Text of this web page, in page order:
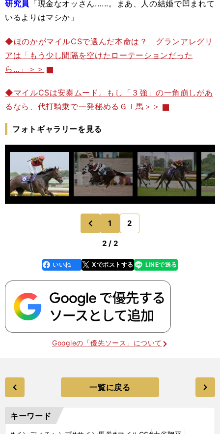
研究員 「現金なオッさん......。まあ、人の結婚で凹まれて
いるよりはマシか」
◆ほのかがマイルCSで選んだ本命は？ グランアレグリ
アは「もう少し間隔を空けたローテーションだった
ら…」＞＞
◆マイルCSは安泰ムード。もし「３強」の一角崩しがあ
るなら、代打騎乗で一発秘めるＧＩ馬＞＞
フォトギャラリーを見る
前
1 2
2 / 2
faceboo
k
いいね Xでポストする
line LINEで送る
Googleの「優先ソース」について
一覧に戻る
キーワード